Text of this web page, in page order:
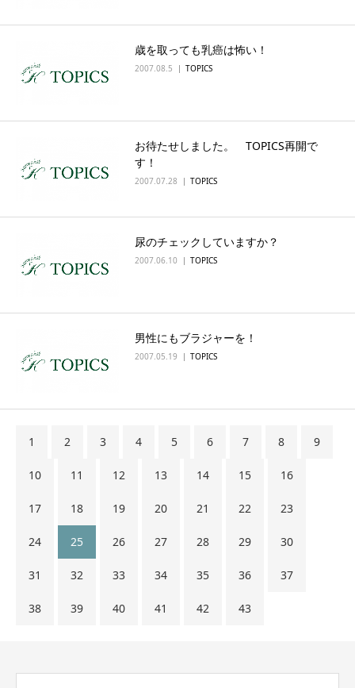
歳を取っても乳癌は怖い！
2007.08.5 TOPICS
お待たせしました。 TOPICS再開で
す！
2007.07.28 TOPICS
尿のチェックしていますか？
2007.06.10 TOPICS
男性にもブラジャーを！
2007.05.19 TOPICS
1 2 3 4 5 6 7 8 9
10 11 12 13 14 15 16
17 18 19 20 21 22 23
24 25 26 27 28 29 30
31 32 33 34 35 36 37
38 39 40 41 42 43